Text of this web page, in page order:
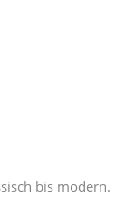
bis modern.